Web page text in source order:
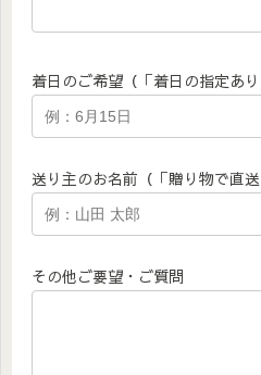
着日のご希望（「着日の指定あり
送り主のお名前（「贈り物で直
その他ご要望・ご質問